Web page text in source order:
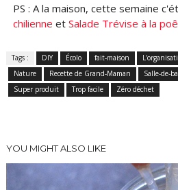
PS : A la maison, cette semaine
chilienne et Salade Trévise à la
Tags : DIY Écolo fait-maison
Nature
Recette de Grand-Maman Salle-de-
Super produit
Trop facile Zéro déchet
YOU MIGHT ALSO LIKE